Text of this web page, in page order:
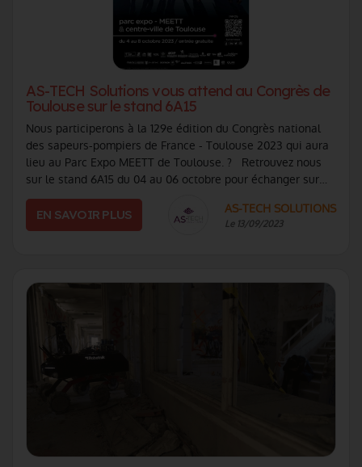
AS-TECH Solutions vous attend au Congrès de
Toulouse sur le stand 6A15
Nous participerons à la 129e édition du Congrès national
des sapeurs-pompiers de France - Toulouse 2023 qui aura
lieu au Parc Expo MEETT de Toulouse. ? Retrouvez nous
sur le stand 6A15 du 04 au 06 octobre pour échanger sur
nos solutions logicielles (...)
EN SAVOIR PLUS AS-TECH SOLUTIONS
Le 13/09/2023